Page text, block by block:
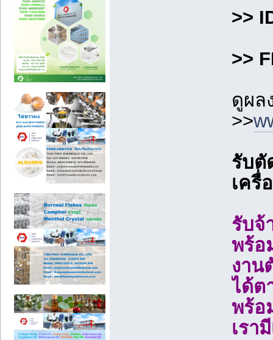
>>
>>
ดูผล
>>
รับตั
เครื่
รับจ้
พร้อ
งาน
ได้ต
พร้อ
เรา